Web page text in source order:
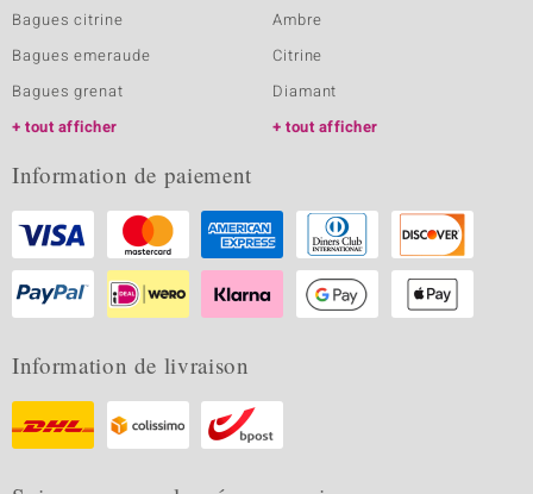
Bagues citrine
Bagues emeraude
Bagues grenat
tout afficher
Ambre
Citrine
Diamant
tout afficher
Information de paiement
Information de livraison